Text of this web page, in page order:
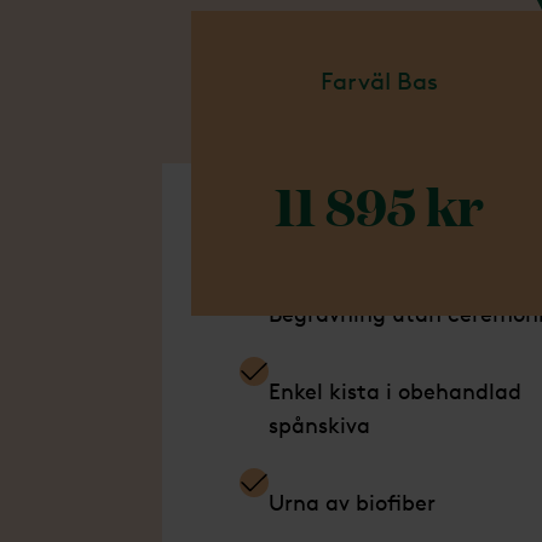
Vi
för att
får
Farväl Bas
11 895 kr
Ingår i detta paket
Begravning utan
Enkel kista i obehandlad
spånskiva
Urna av biofiber